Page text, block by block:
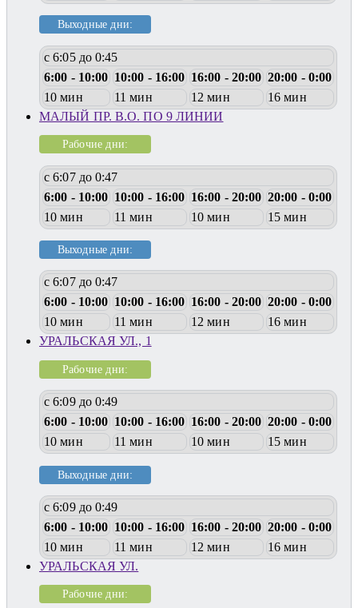
Выходные дни:
с 6:05 до 0:45
6:00 - 10:00 10:00 - 16:00 16:00 - 20:00 20:00 - 0:00
10 мин
11 мин 12 мин
16 мин
МАЛЫЙ ПР. В.О. ПО 9 ЛИНИИ
Рабочие дни:
с 6:07 до 0:47
6:00 - 10:00 10:00 - 16:00 16:00 - 20:00 20:00 - 0:00
10 мин
11 мин 10 мин 15 мин
Выходные дни:
с 6:07 до 0:47
6:00 - 10:00 10:00 - 16:00 16:00 - 20:00 20:00 - 0:00
10 мин
11 мин 12 мин
16 мин
УРАЛЬСКАЯ УЛ., 1
Рабочие дни:
с 6:09 до 0:49
6:00 - 10:00 10:00 - 16:00 16:00 - 20:00 20:00 - 0:00
10 мин
11 мин 10 мин 15 мин
Выходные дни:
с 6:09 до 0:49
6:00 - 10:00 10:00 - 16:00 16:00 - 20:00 20:00 - 0:00
10 мин
11 мин 12 мин
16 мин
УРАЛЬСКАЯ УЛ.
Рабочие дни: